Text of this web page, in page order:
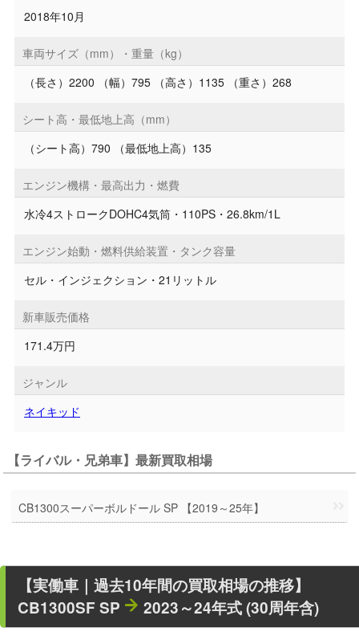
2018年10月
車両サイズ（mm）・重量（kg）
（長さ）2200 （幅）795 （高さ）1135 （重さ）268
シート高・最低地上高（mm）
（シート高）790 （最低地上高）135
エンジン機構・最高出力・燃費
水冷4ストロークDOHC4気筒・110PS・26.8km/1L
エンジン始動・燃料供給装置・タンク容量
セル・インジェクション・21リットル
新車販売価格
171.4万円
ジャンル
ネイキッド
【ライバル・兄弟車】最新買取相場
CB1300スーパーボルドール SP 【2019～25年】
【実働車 ｜過去10年間の買取相場の推移】
CB1300SF SP
2023～24年式 (30周年含)